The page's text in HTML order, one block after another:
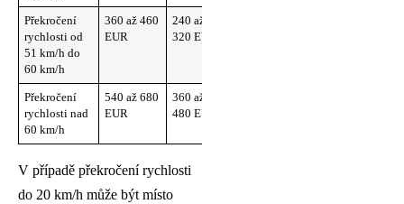
Překročení
rychlosti od
51 km/h do
60 km/h
360 až 460
EUR
240 až
320 EUR
Překročení
rychlosti nad
60 km/h
540 až 680
EUR
360 až
480 EUR
V případě překročení rychlosti
do 20 km/h může být místo